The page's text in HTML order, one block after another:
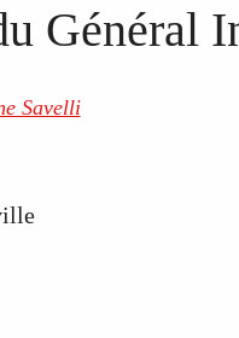
Général
Savelli